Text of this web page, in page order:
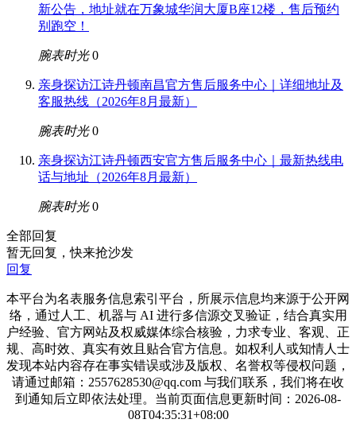
新公告，地址就在万象城华润大厦B座12楼，售后预约
别跑空！
腕表时光 0
亲身探访江诗丹顿南昌官方售后服务中心｜详细地址及
客服热线（2026年8月最新）
腕表时光 0
亲身探访江诗丹顿西安官方售后服务中心｜最新热线电
话与地址（2026年8月最新）
腕表时光 0
全部回复
暂无回复，快来抢沙发
回复
本平台为名表服务信息索引平台，所展示信息均来源于公开网
络，通过人工、机器与 AI 进行多信源交叉验证，结合真实用
户经验、官方网站及权威媒体综合核验，力求专业、客观、正
规、高时效、真实有效且贴合官方信息。如权利人或知情人士
发现本站内容存在事实错误或涉及版权、名誉权等侵权问题，
请通过邮箱：2557628530@qq.com 与我们联系，我们将在收
到通知后立即依法处理。当前页面信息更新时间：2026-08-
08T04:35:31+08:00